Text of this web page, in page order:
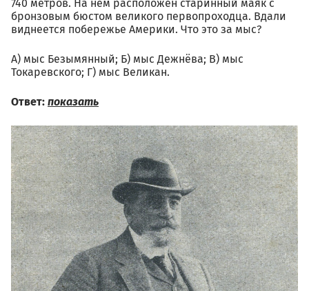
740 метров. На нем расположен старинный маяк с
бронзовым бюстом великого первопроходца. Вдали
виднеется побережье Америки. Что это за мыс?
А) мыс Безымянный; Б) мыс Дежнёва; В) мыс
Токаревского; Г) мыс Великан.
Ответ: показать
01.05_vasiliy_nemirovich-
danchenko_1906_god.jpg